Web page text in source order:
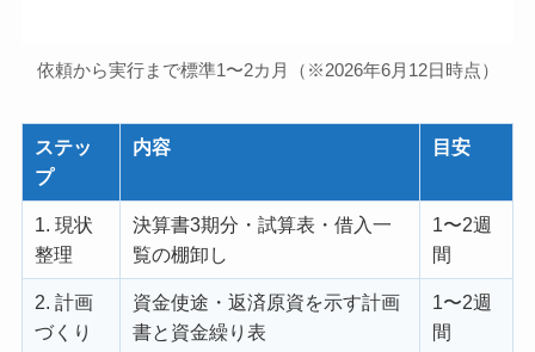
依頼から実行まで標準1〜2カ月（※2026年6月12日時点）
ステッ
プ
内容 目安
1. 現状
整理
決算書3期分・試算表・借入一
覧の棚卸し
1〜2週
間
2. 計画
づくり
資金使途・返済原資を示す計画
書と資金繰り表
1〜2週
間